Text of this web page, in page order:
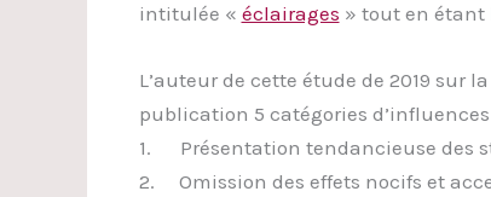
intitulée « éclairages » tout en
L’auteur de cette étude de 2019
publication 5 catégories
1. Présentation tendancieuse des
2. Omission des effets nocifs et